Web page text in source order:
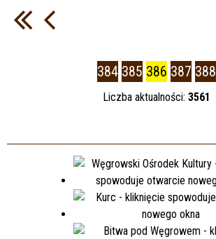
384 385 386 387 388
Liczba aktualności: 3561